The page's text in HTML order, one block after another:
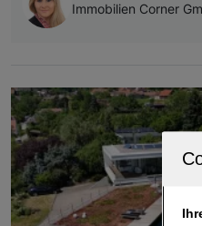
Immobilien Corner